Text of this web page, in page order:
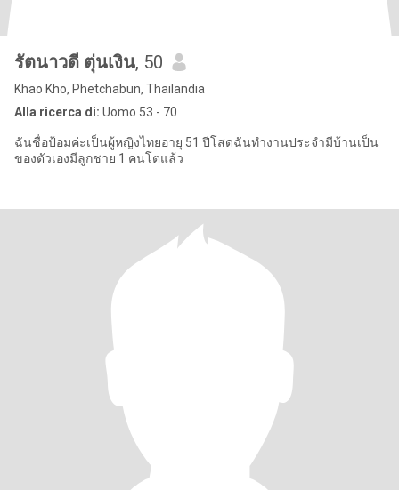
รัตนาวดี ตุ่นเงิน, 50
Khao Kho, Phetchabun, Thailandia
Alla ricerca di: Uomo 53 - 70
ฉันชื่อป้อมค่ะเป็นผู้หญิงไทยอายุ 51 ปีโสดฉันทำงานประจำมีบ้านเป็น
ของตัวเองมีลูกชาย 1 คนโตแล้ว